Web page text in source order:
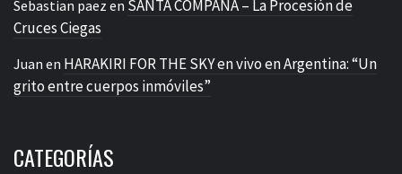
Sebastian paez en SANTA COMPAÑA – La Procesión de
Cruces Ciegas
Juan en HARAKIRI FOR THE SKY en vivo en Argentina: “Un
grito entre cuerpos inmóviles”
CATEGORÍAS